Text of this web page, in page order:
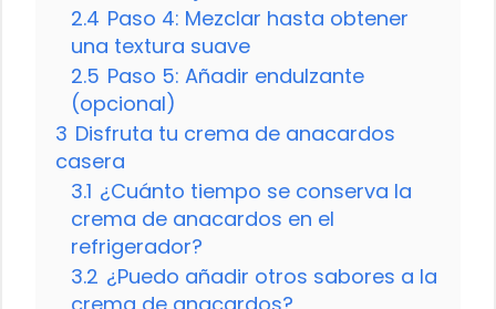
2.4 Paso 4: Mezclar hasta obtener
una textura suave
2.5 Paso 5: Añadir endulzante
(opcional)
3 Disfruta tu crema de anacardos
casera
3.1 ¿Cuánto tiempo se conserva la
crema de anacardos en el
refrigerador?
3.2 ¿Puedo añadir otros sabores a la